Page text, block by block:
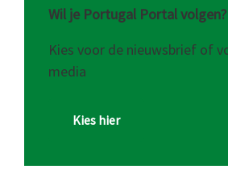
Wil je Portugal Portal volgen?
Kies voor de nieuwsbrief of
media
Kies hier